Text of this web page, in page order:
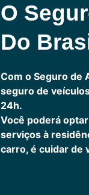
O
Do
Com o Seguro de
seguro de
24h.
Você poderá
serviços à
carro, é cuidar de